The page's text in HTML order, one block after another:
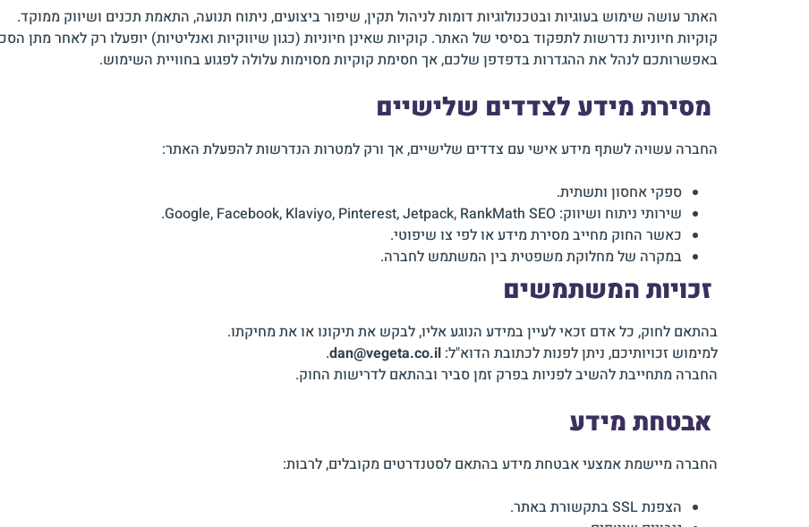
האתר עושה שימוש בעוגיות ובטכנולוגיות דומות לניהול תקין, שיפור ביצועים, ניתוח תנועה, התאמת תכנים ושיווק ממוקד.
קוקיות חיוניות נדרשות לתפקוד בסיסי של האתר. קוקיות שאינן חיוניות (כגון שיווקיות ואנליטיות) יופעלו רק לאחר מתן
באפשרותכם לנהל את ההגדרות בדפדפן שלכם, אך חסימת קוקיות מסוימות עלולה לפגוע בחוויית השימוש.
מסירת מידע לצדדים שלישיים
החברה עשויה לשתף מידע אישי עם צדדים שלישיים, אך ורק למטרות הנדרשות להפעלת האתר:
ספקי אחסון ותשתית.
שירותי ניתוח ושיווק: Google, Facebook, Klaviyo, Pinterest, Jetpack, RankMath SEO.
כאשר החוק מחייב מסירת מידע או לפי צו שיפוטי.
במקרה של מחלוקת משפטית בין המשתמש לחברה.
זכויות המשתמשים
בהתאם לחוק, כל אדם זכאי לעיין במידע הנוגע אליו, לבקש את תיקונו או את מחיקתו.
למימוש זכויותיכם, ניתן לפנות לכתובת הדוא"ל: dan@vegeta.co.il
.
החברה מתחייבת להשיב לפניות בפרק זמן סביר ובהתאם לדרישות החוק.
אבטחת מידע
החברה מיישמת אמצעי אבטחת מידע בהתאם לסטנדרטים מקובלים, לרבות:
הצפנת SSL בתקשורת באתר.